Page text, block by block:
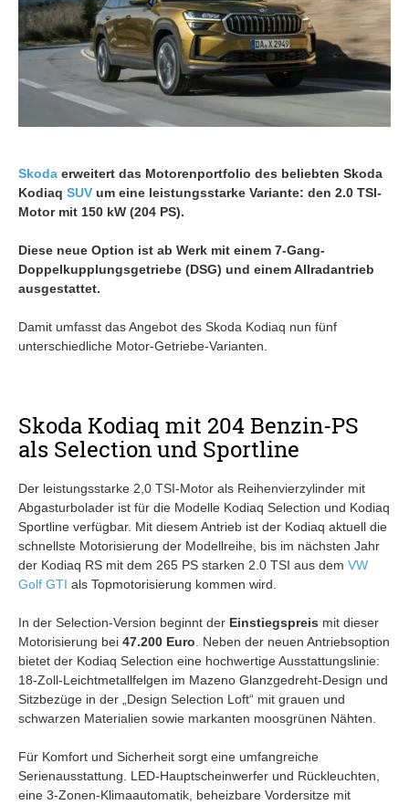
Skoda erweitert das Motorenportfolio des beliebten Skoda
Kodiaq SUV um eine leistungsstarke Variante: den 2.0 TSI-
Motor mit 150 kW (204 PS).
Diese neue Option ist ab Werk mit einem 7-Gang-
Doppelkupplungsgetriebe (DSG) und einem Allradantrieb
ausgestattet.
Damit umfasst das Angebot des Skoda Kodiaq nun fünf
unterschiedliche Motor-Getriebe-Varianten.
Skoda Kodiaq mit 204 Benzin-PS
als Selection und Sportline
Der leistungsstarke 2,0 TSI-Motor als Reihenvierzylinder mit
Abgasturbolader ist für die Modelle Kodiaq Selection und Kodiaq
Sportline verfügbar. Mit diesem Antrieb ist der Kodiaq aktuell die
schnellste Motorisierung der Modellreihe, bis im nächsten Jahr
der Kodiaq RS mit dem 265 PS starken 2.0 TSI aus dem VW
Golf GTI als Topmotorisierung kommen wird.
In der Selection-Version beginnt der Einstiegspreis mit dieser
Motorisierung bei 47.200 Euro . Neben der neuen Antriebsoption
bietet der Kodiaq Selection eine hochwertige Ausstattungslinie:
18-Zoll-Leichtmetallfelgen im Mazeno Glanzgedreht-Design und
Sitzbezüge in der „Design Selection Loft“ mit grauen und
schwarzen Materialien sowie markanten moosgrünen Nähten.
Für Komfort und Sicherheit sorgt eine umfangreiche
Serienausstattung. LED-Hauptscheinwerfer und Rückleuchten,
eine 3-Zonen-Klimaautomatik, beheizbare Vordersitze mit